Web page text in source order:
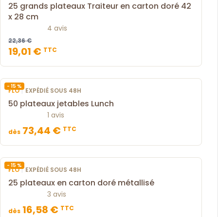
25 grands plateaux Traiteur en carton doré 42
x 28 cm
4 avis
22,36 €
19,01 € TTC
- 15 %
FLO| EXPÉDIÉ SOUS 48H
50 plateaux jetables Lunch
1 avis
dès 73,44 € TTC
- 15 %
FLO| EXPÉDIÉ SOUS 48H
25 plateaux en carton doré métallisé
3 avis
dès 16,58 € TTC